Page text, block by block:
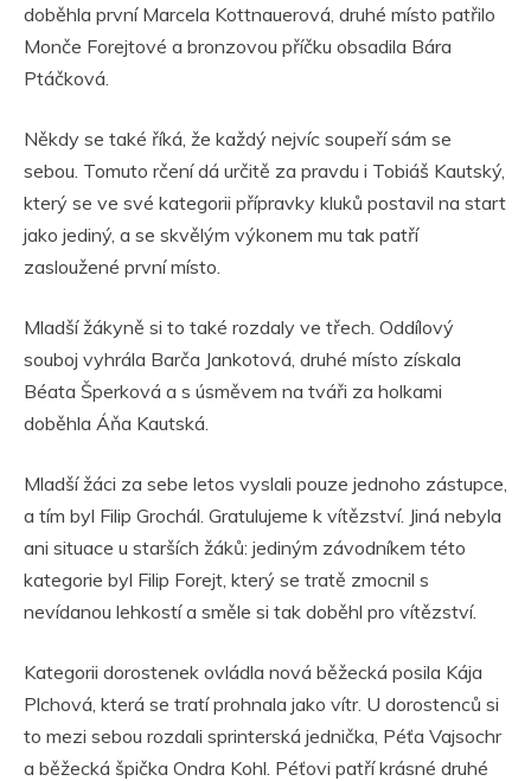
doběhla první Marcela Kottnauerová, druhé místo patřilo
Monče Forejtové a bronzovou příčku obsadila Bára
Ptáčková.
Někdy se také říká, že každý nejvíc soupeří sám se
sebou. Tomuto rčení dá určitě za pravdu i Tobiáš Kautský,
který se ve své kategorii přípravky kluků postavil na start
jako jediný, a se skvělým výkonem mu tak patří
zasloužené první místo.
Mladší žákyně si to také rozdaly ve třech. Oddílový
souboj vyhrála Barča Jankotová, druhé místo získala
Béata Šperková a s úsměvem na tváři za holkami
doběhla Áňa Kautská.
Mladší žáci za sebe letos vyslali pouze jednoho zástupce,
a tím byl Filip Grochál. Gratulujeme k vítězství. Jiná nebyla
ani situace u starších žáků: jediným závodníkem této
kategorie byl Filip Forejt, který se tratě zmocnil s
nevídanou lehkostí a směle si tak doběhl pro vítězství.
Kategorii dorostenek ovládla nová běžecká posila Kája
Plchová, která se tratí prohnala jako vítr. U dorostenců si
to mezi sebou rozdali sprinterská jednička, Péťa Vajsochr
a běžecká špička Ondra Kohl. Péťovi patří krásné druhé